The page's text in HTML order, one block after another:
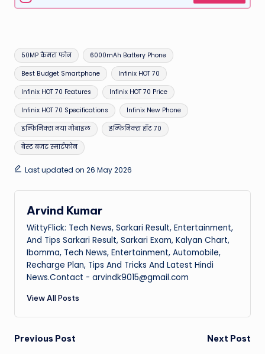
Tags:
50MP कैमरा फोन 6000mAh Battery Phone
Best Budget Smartphone Infinix HOT 70
Infinix HOT 70 Features Infinix HOT 70 Price
Infinix HOT 70 Specifications Infinix New Phone
इन्फिनिक्स नया मोबाइल इन्फिनिक्स हॉट 70
बेस्ट बजट स्मार्टफोन
Last updated on 26 May 2026
Arvind Kumar
WittyFlick: Tech News, Sarkari Result, Entertainment,
And Tips Sarkari Result, Sarkari Exam, Kalyan Chart,
Ibomma, Tech News, Entertainment, Automobile,
Recharge Plan, Tips And Tricks And Latest Hindi
News.Contact - arvindk9015@gmail.com
View All Posts
Post
Previous Post Next Post